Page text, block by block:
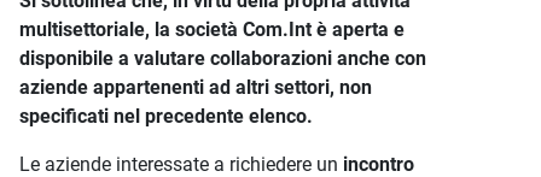
multisettoriale, la società Com.Int è aperta e
disponibile a valutare collaborazioni anche con
aziende appartenenti ad altri settori, non
specificati nel precedente elenco.
Le aziende interessate a richiedere un incontro